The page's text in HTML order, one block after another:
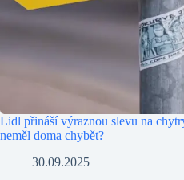
Lidl přináší výraznou slevu na
neměl doma chybět?
30.09.2025